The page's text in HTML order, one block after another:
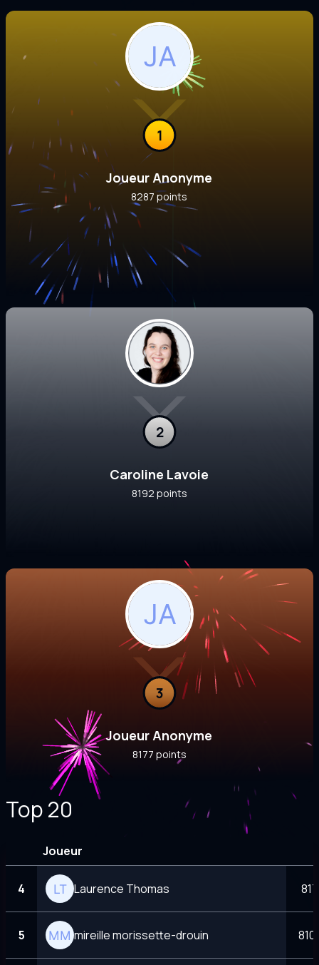
1
Joueur Anonyme
8287 points
2
Caroline Lavoie
8192 points
3
Joueur Anonyme
8177 points
Top 20
Joueur
4 Laurence Thomas
5 mireille morissette-drouin